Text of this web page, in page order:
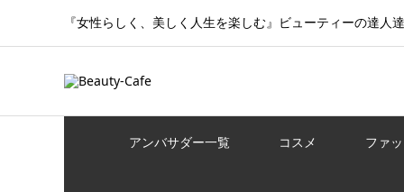
『女性らしく、美しく人生を楽しむ』ビューティーの達人
アンバサダー一覧 コスメ ファ